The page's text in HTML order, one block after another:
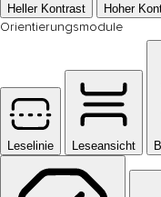
Heller Kontrast Hoher
Orientierungsmodule
Leselinie Leseansicht